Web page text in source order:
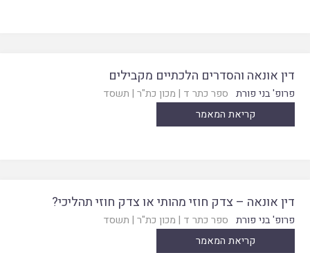
דין אונאה והסדרים הלכתיים מקבילים
פרופ' בני פורת ספר כתר ד | מכון כת"ר | תשסד
קריאת המאמר
דין אונאה – צדק חוזי מהותי או צדק חוזי תהליכי?
פרופ' בני פורת ספר כתר ד | מכון כת"ר | תשסד
קריאת המאמר